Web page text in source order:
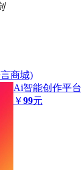
商城)
Ai智能创作平台
￥99元